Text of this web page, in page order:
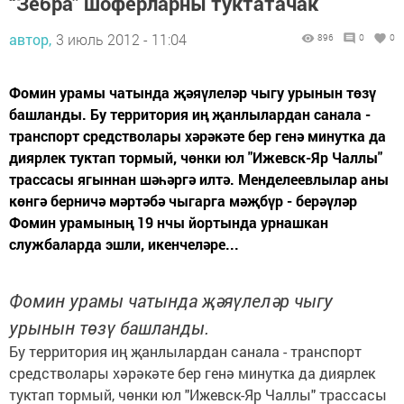
автор, 3 июль 2012 - 11:04 896 0 0
Фомин урамы чатында җәяүлеләр чыгу урынын төзү
башланды. Бу территория иң җанлылардан санала -
транспорт средстволары хәрәкәте бер генә минутка да
диярлек туктап тормый, чөнки юл "Ижевск-Яр Чаллы"
трассасы ягыннан шәһәргә илтә. Менделеевлылар аны
көнгә берничә мәртәбә чыгарга мәҗбүр - берәүләр
Фомин урамының 19 нчы йортында урнашкан
службаларда эшли, икенчеләре...
Фомин урамы чатында җәяүлеләр чыгу
урынын төзү башланды.
Бу территория иң җанлылардан санала - транспорт
средстволары хәрәкәте бер генә минутка да диярлек
туктап тормый, чөнки юл "Ижевск-Яр Чаллы" трассасы